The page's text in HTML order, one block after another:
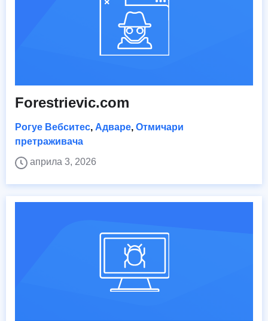
Forestrievic.com
Рогуе Вебситес, Адваре, Отмичари
претраживача
априла 3, 2026